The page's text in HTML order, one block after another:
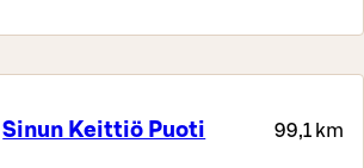
Sinun Keittiö Puoti 99,1 km